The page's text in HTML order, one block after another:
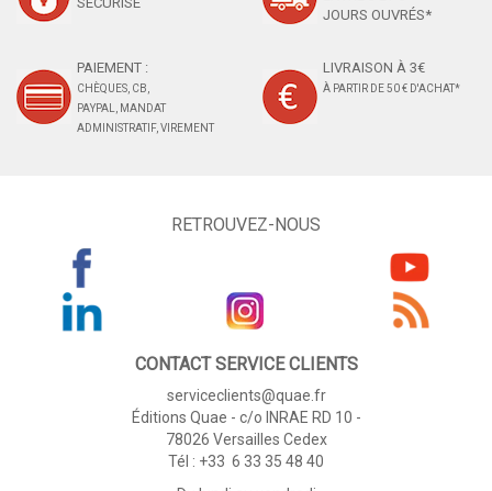
JOURS OUVRÉS*
PAIEMENT :
CHÈQUES, CB,
PAYPAL, MANDAT
ADMINISTRATIF, VIREMENT
LIVRAISON À 3€
À PARTIR DE 50 € D'ACHAT*
RETROUVEZ-NOUS
CONTACT SERVICE CLIENTS
serviceclients@quae.fr
Éditions Quae - c/o INRAE RD 10 -
78026 Versailles Cedex
Tél : +33 6 33 35 48 40